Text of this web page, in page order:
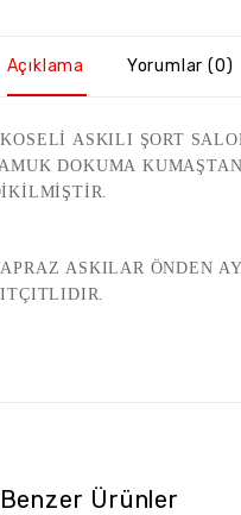
Açıklama Yorumlar (0)
ASKILI ŞORT
DOKUMA
ASKILAR ÖNDEN
Benzer Ürünler